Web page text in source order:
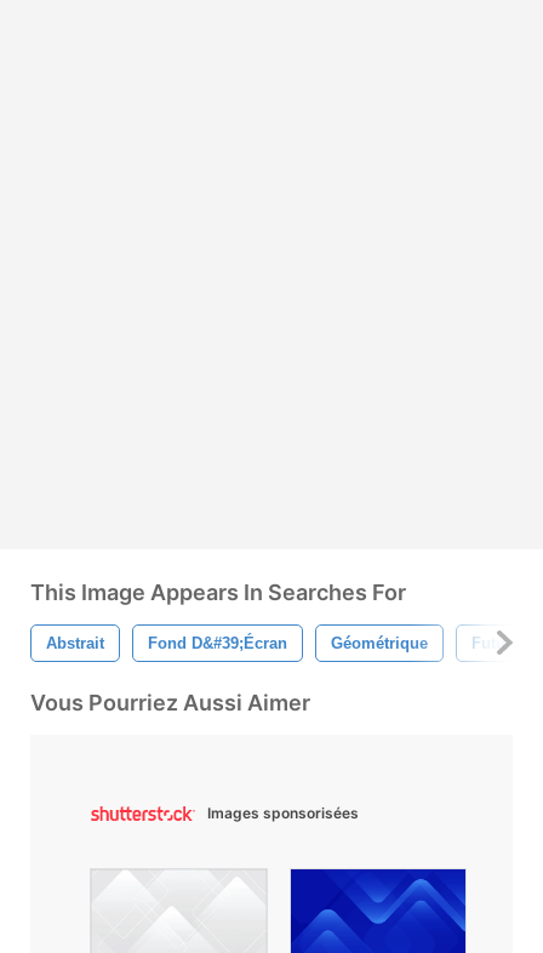
This Image Appears In Searches For
Abstrait Fond D&#39;écran Géométrique Futuriste
Vous Pourriez Aussi Aimer
Images sponsorisées